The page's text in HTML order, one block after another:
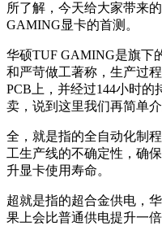
所了解，今天给大家带来
GAMING显卡的首测。
华硕TUF GAMING是旗下
和严苛做工著称，生产过
PCB上，并经过144小时的
卖，说到这里我们再简单
全，就是指的全自动化制
工生产线的不确定性，确
升显卡使用寿命。
超就是指的超合金供电，
果上会比普通供电提升一倍